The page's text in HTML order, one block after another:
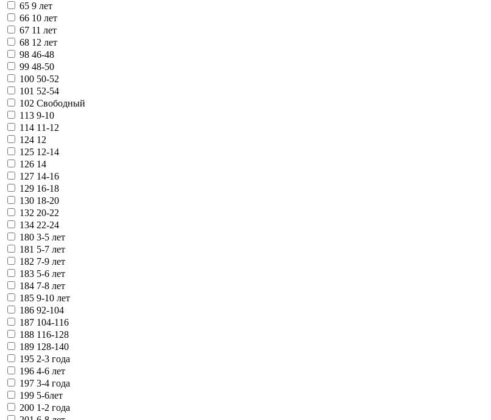
65 9 лет
66 10 лет
67 11 лет
68 12 лет
98 46-48
99 48-50
100 50-52
101 52-54
102 Свободный
113 9-10
114 11-12
124 12
125 12-14
126 14
127 14-16
129 16-18
130 18-20
132 20-22
134 22-24
180 3-5 лет
181 5-7 лет
182 7-9 лет
183 5-6 лет
184 7-8 лет
185 9-10 лет
186 92-104
187 104-116
188 116-128
189 128-140
195 2-3 года
196 4-6 лет
197 3-4 года
199 5-6лет
200 1-2 года